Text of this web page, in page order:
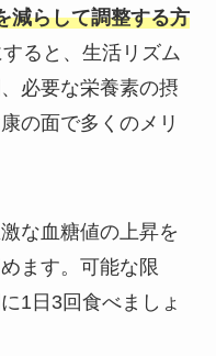
減らして調整する方
ると、生活リズム
必要な栄養素の摂
の面で多くのメリ
な血糖値の上昇を
ます。可能な限
1日3回食べましょ